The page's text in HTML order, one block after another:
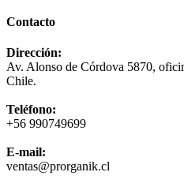
Contacto
Dirección:
Av. Alonso de Córdova 5870,
Chile.
Teléfono:
+56 990749699
E-mail:
ventas@prorganik.cl